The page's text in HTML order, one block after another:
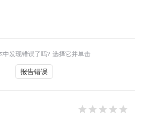
中发现错误了吗? 选择它并单击
报告错误